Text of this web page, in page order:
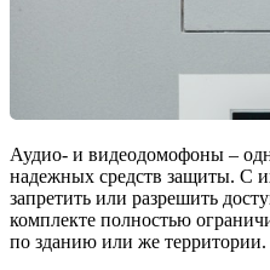
Аудио- и видеодомофоны –
надежных средств защиты. С
запретить или разрешить
комплекте полностью
по зданию или же территории.